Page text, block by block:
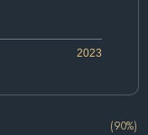
2023
(90%)